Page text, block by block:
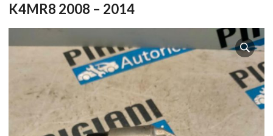
K4MR8 2008 – 2014